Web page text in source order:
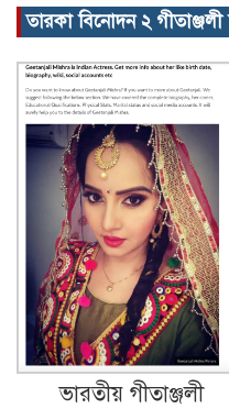
তারকা বিনোদন ২ গীতাঞ্জলী
ভারতীয় গীতাঞ্জলী